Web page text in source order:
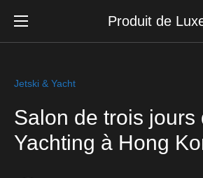
Produit de
Jetski & Yacht
Salon de trois jours
Yachting à Hong